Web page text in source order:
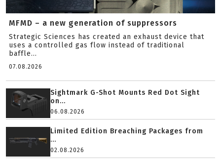
MFMD – a new generation of suppressors
Strategic Sciences has created an exhaust device that
uses a controlled gas flow instead of traditional
baffle...
07.08.2026
Sightmark G-Shot Mounts Red Dot Sight
on...
06.08.2026
Limited Edition Breaching Packages from
...
02.08.2026